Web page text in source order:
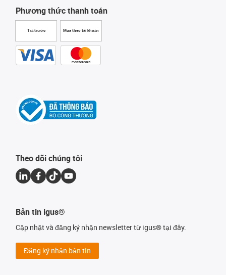
Phương thức thanh toán
Trả trước Mua theo tài khoản
Theo dõi chúng tôi
Bản tin igus®
Cập nhật và đăng ký nhận newsletter từ igus® tại đây.
Đăng ký nhận bản tin